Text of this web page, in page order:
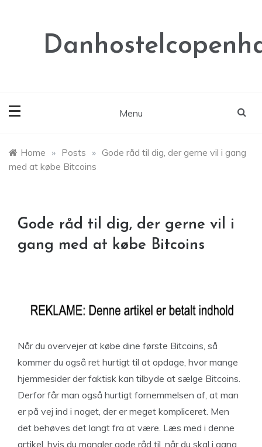
Menu
Home » Posts » Gode råd til dig, der gerne vil i gang
med at købe Bitcoins
Gode råd til dig, der gerne vil i
gang med at købe Bitcoins
Når du overvejer at købe dine første Bitcoins, så
kommer du også ret hurtigt til at opdage, hvor mange
hjemmesider der faktisk kan tilbyde at sælge Bitcoins.
Derfor får man også hurtigt fornemmelsen af, at man
er på vej ind i noget, der er meget kompliceret. Men
det behøves det langt fra at være. Læs med i denne
artikel, hvis du mangler gode råd til, når du skal i gang